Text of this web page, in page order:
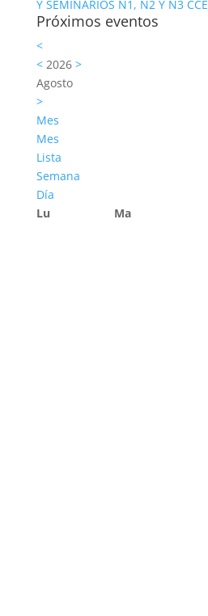
Y SEMINARIOS N1, N2 Y N3 CCE
Próximos eventos
<
<2026 >
Agosto
>
Mes
Mes
Lista
Semana
Día
Lu
Ma